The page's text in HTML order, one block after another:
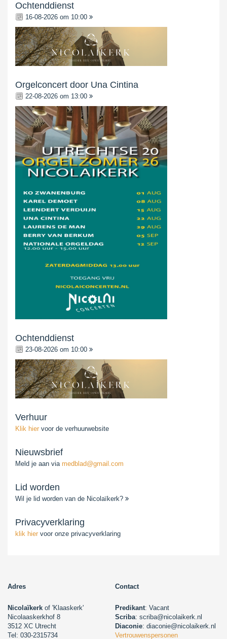
Ochtenddienst
16-08-2026 om 10:00
Orgelconcert door Una Cintina
22-08-2026 om 13:00
Ochtenddienst
23-08-2026 om 10:00
Verhuur
Klik hier voor de verhuurwebsite
Nieuwsbrief
Meld je aan via medblad@gmail.com
Lid worden
Wil je lid worden van de Nicolaïkerk?
Privacyverklaring
klik hier voor onze privacyverklaring
Adres Contact
Nicolaïkerk of 'Klaaskerk'
Nicolaaskerkhof 8
3512 XC Utrecht
Tel: 030-2315734
Predikant: Vacant
Scriba: scriba@nicolaikerk.nl
Diaconie: diaconie@nicolaikerk.nl
Vertrouwenspersonen